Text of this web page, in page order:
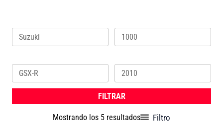
FILTRAR
Mostrando los 5 resultados Filtro